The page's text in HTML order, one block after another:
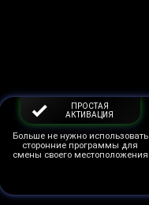
ПРОСТАЯ
АКТИВАЦИЯ
Больше не нужно использовать
сторонние программы для
смены своего местоположения